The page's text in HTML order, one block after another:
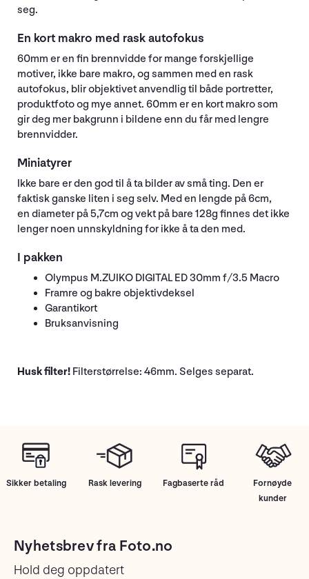
seg.
En kort makro med rask autofokus
60mm er en fin brennvidde for mange forskjellige
motiver, ikke bare makro, og sammen med en rask
autofokus, blir objektivet anvendlig til både portretter,
produktfoto og mye annet. 60mm er en kort makro som
gir deg mer bakgrunn i bildene enn du får med lengre
brennvidder.
Miniatyrer
Ikke bare er den god til å ta bilder av små ting. Den er
faktisk ganske liten i seg selv. Med en lengde på 6cm,
en diameter på 5,7cm og vekt på bare 128g finnes det ikke
lenger noen unnskyldning for ikke å ta den med.
I pakken
Olympus M.ZUIKO DIGITAL ED 30mm f/3.5 Macro
Framre og bakre objektivdeksel
Garantikort
Bruksanvisning
Husk filter! Filterstørrelse: 46mm. Selges separat.
Sikker betaling Rask levering Fagbaserte råd
Fornøyde
kunder
Nyhetsbrev fra Foto.no
Hold deg oppdatert